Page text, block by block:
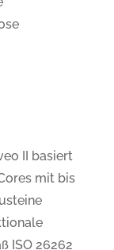
II basiert
mit bis
ISO 26262